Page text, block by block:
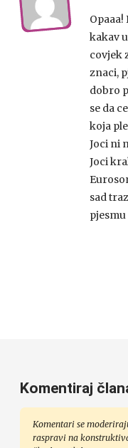
kakav
covjek
znaci,
dobro
se da
koja
Joci ni
Joci
sad
pjesmu
Komentiraj
Komentari se
raspravi na